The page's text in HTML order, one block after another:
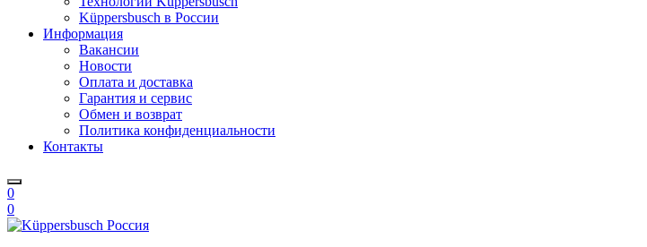
Küppersbusch в России
Информация
Вакансии
Новости
Оплата и доставка
Гарантия и сервис
Обмен и возврат
Политика конфиденциальности
Контакты
0
0